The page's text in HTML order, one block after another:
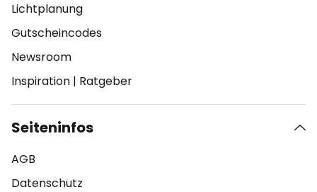
Lichtplanung
Gutscheincodes
Newsroom
Inspiration | Ratgeber
Seiteninfos
AGB
Datenschutz